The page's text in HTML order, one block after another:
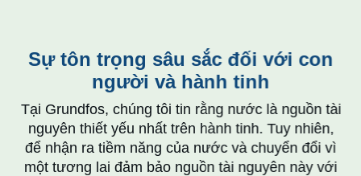
Sự tôn trọng sâu sắc đối với con
người và hành tinh
Tại Grundfos, chúng tôi tin rằng nước là nguồn tài
nguyên thiết yếu nhất trên hành tinh. Tuy nhiên,
để nhận ra tiềm năng của nước và chuyển đổi vì
một tương lai đảm bảo nguồn tài nguyên này với